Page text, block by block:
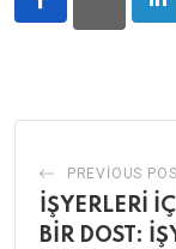
PREVIOUS
İŞYERLERİ
BİR DOST: